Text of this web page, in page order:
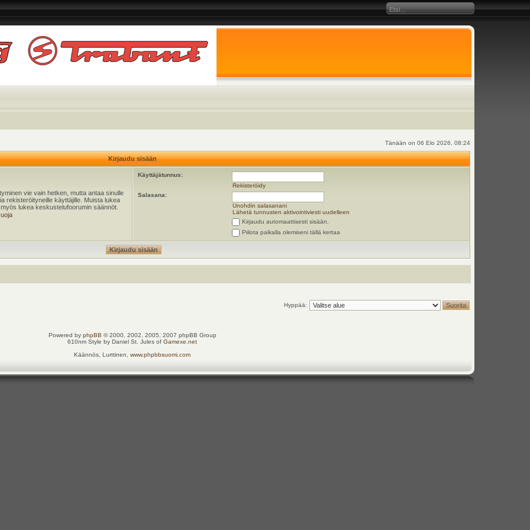
Tänään on 06 Elo 2026, 08:24
Kirjaudu sisään
vie vain hetken, mutta antaa sinulle
rekisteröityneille käyttäjille. Muista lukea
lukea keskustelufoorumin säännöt.
Käyttäjätunnus:
Rekisteröidy
Salasana:
Unohdin salasanani
Lähetä tunnusten aktivointiviesti uudelleen
Kirjaudu automaattisesti sisään.
Piilota paikalla olemiseni tällä kertaa
Hyppää:
Powered by phpBB © 2000, 2002, 2005, 2007 phpBB Group
610nm Style by Daniel St. Jules ofGamexe.net
Käännös, Lurttinen,www.phpbbsuomi.com